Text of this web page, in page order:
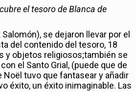
el tesoro de Blanca de
se dejaron llevar por el
del contenido del tesoro, 18
y objetos religiosos;también se
el Santo Grial, (puede que de
Noël tuvo que fantasear y añadir
éxito, un éxito inimaginable. Las